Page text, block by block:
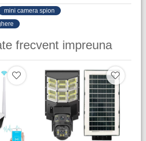
mini camera spion
frecvent impreuna